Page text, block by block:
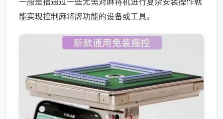
能实现控制麻将牌功能的设备或工具。